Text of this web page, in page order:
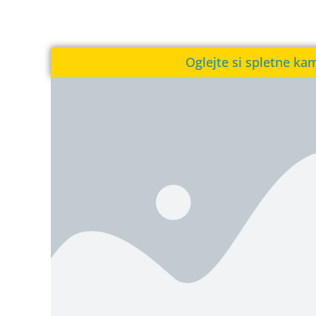
Oglejte si spletne